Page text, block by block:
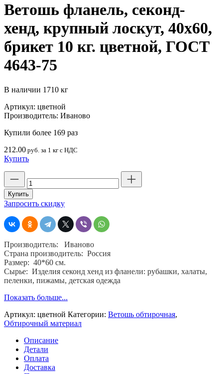
Ветошь фланель, секонд-
хенд, крупный лоскут, 40х60,
брикет 10 кг. цветной, ГОСТ
4643-75
В наличии 1710 кг
Артикул: цветной
Производитель: Иваново
Купили более 169 раз
212.00 руб. за 1 кг с НДС
Купить
товара
Ветошь
фланель,
хенд,
крупный
40х60,
брикет
10
кг.
цветной,
4643-
Купить
Запросить скидку
Производитель: Иваново
Страна производитель: Россия
Размер: 40*60 см.
Сырье: Изделия секонд хенд из фланели: рубашки, халаты,
пеленки, пижамы, детская одежда
Показать больше...
Артикул: цветной Категории: Ветошь обтирочная,
Обтирочный материал
Описание
Детали
Оплата
Доставка